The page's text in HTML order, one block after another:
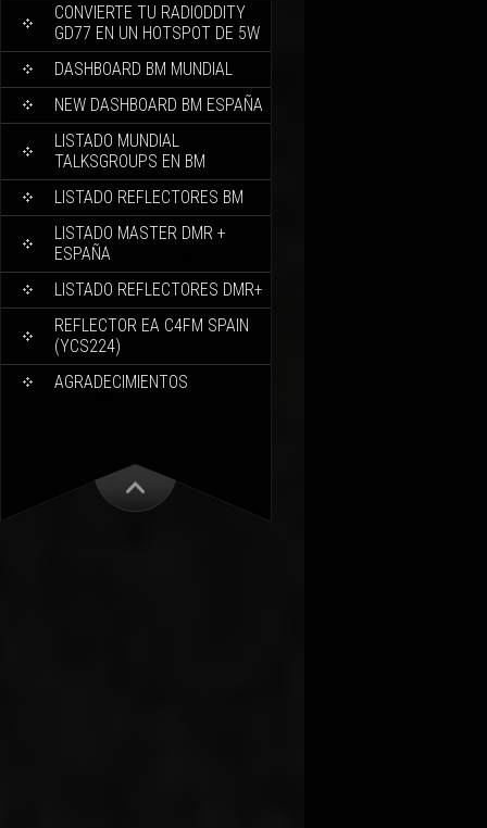
CONVIERTE TU RADIODDITY
GD77 EN UN HOTSPOT DE 5W
DASHBOARD BM MUNDIAL
NEW DASHBOARD BM ESPAÑA
LISTADO MUNDIAL
TALKSGROUPS EN BM
LISTADO REFLECTORES BM
LISTADO MASTER DMR +
ESPAÑA
LISTADO REFLECTORES DMR+
REFLECTOR EA C4FM SPAIN
(YCS224)
AGRADECIMIENTOS